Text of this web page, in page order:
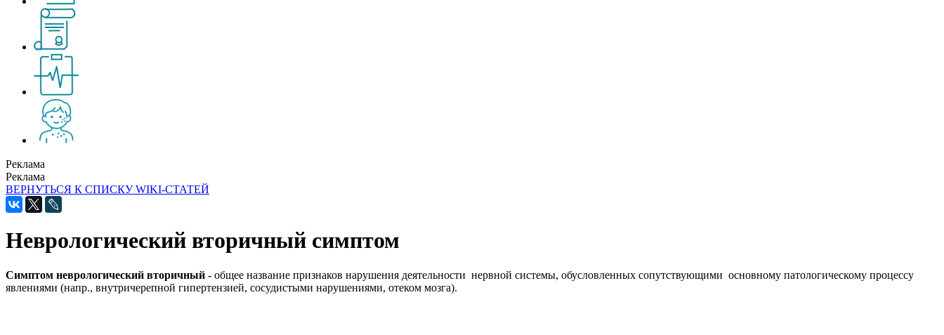
Реклама
Реклама
ВЕРНУТЬСЯ К СПИСКУ WIKI-СТАТЕЙ
Неврологический вторичный симптом
Симптом неврологический вторичный - общее название признаков нарушения деятельности нервной системы, обусловленных сопутствующими основному патологическому процессу
явлениями (напр., внутричерепной гипертензией, сосудистыми нарушениями, отеком мозга).